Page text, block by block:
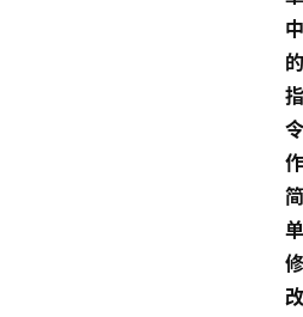
中
的
指
令
作
简
单
修
改